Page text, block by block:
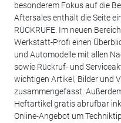
besonderem Fokus auf die
Aftersales enthält die Seite
RÜCKRUFE. Im neuen
Werkstatt-Profi einen
und Automodelle mit allen
sowie Rückruf- und
wichtigen Artikel, Bilder und
zusammengefasst.
Heftartikel gratis abrufbar
Online-Angebot um